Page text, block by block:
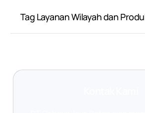
Tag Layanan Wilayah dan